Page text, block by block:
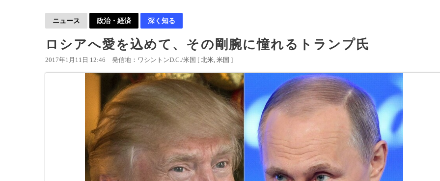
ニュース 政治・経済 深く知る
ロシアへ愛を込めて、その剛腕に憧れるトランプ氏
2017年1月11日 12:46 発信地：ワシントンD.C./米国 [ 北米 米国 ]